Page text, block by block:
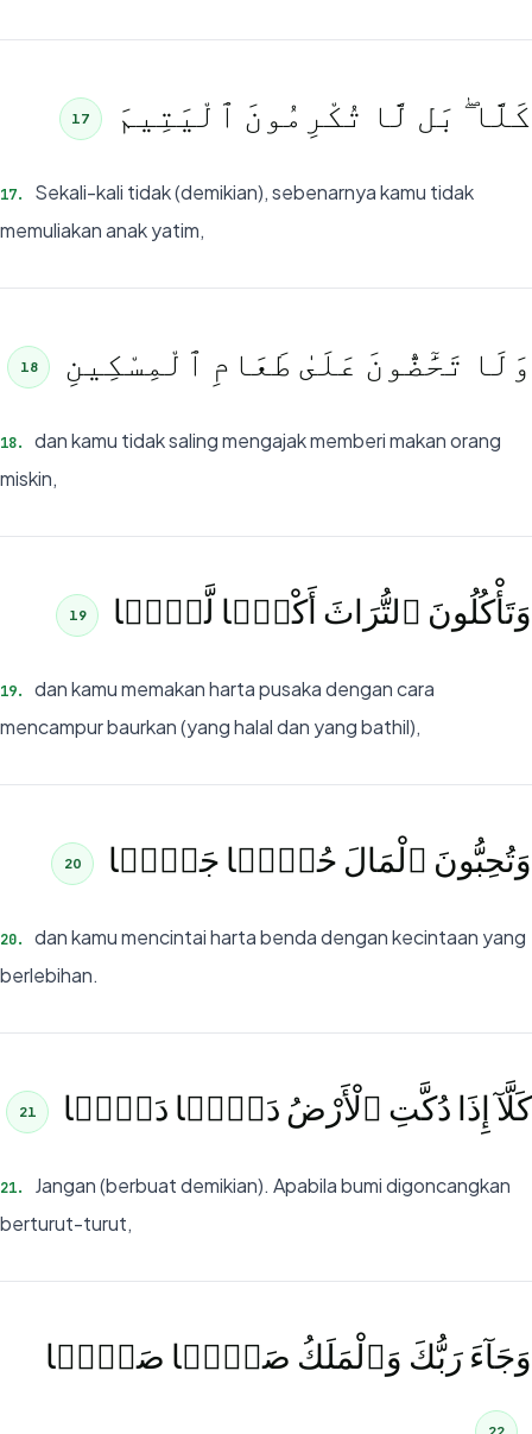
كَلَّا ۖ بَل لَّا تُكْرِمُونَ ٱلْيَتِيمَ 17
17.
Sekali-kali tidak (demikian), sebenarnya kamu tidak
memuliakan anak yatim,
وَلَا تَحَٰٓضُّونَ عَلَىٰ طَعَامِ ٱلْمِسْكِينِ 18
18.
dan kamu tidak saling mengajak memberi makan orang
miskin,
وَتَأْكُلُونَ ٱلتُّرَاثَ أَكْلًۭا لَّمًّۭا 19
19.
dan kamu memakan harta pusaka dengan cara
mencampur baurkan (yang halal dan yang bathil),
وَتُحِبُّونَ ٱلْمَالَ حُبًّۭا جَمًّۭا 20
20.
dan kamu mencintai harta benda dengan kecintaan yang
berlebihan.
كَلَّآ إِذَا دُكَّتِ ٱلْأَرْضُ دَكًّۭا دَكًّۭا 21
21.
Jangan (berbuat demikian). Apabila bumi digoncangkan
berturut-turut,
وَجَآءَ رَبُّكَ وَٱلْمَلَكُ صَفًّۭا صَفًّۭا